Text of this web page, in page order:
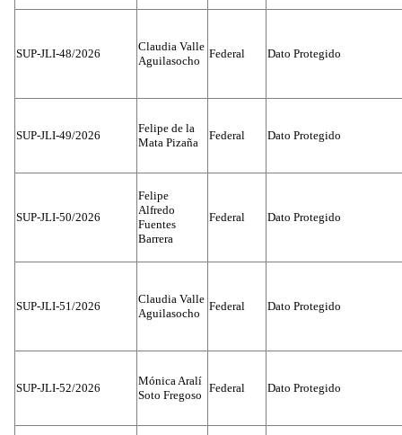
SUP-JLI-48/2026
Claudia Valle
Aguilasocho
Federal Dato Protegido
SUP-JLI-49/2026
Felipe de la
Mata Pizaña
Federal Dato Protegido
SUP-JLI-50/2026
Felipe
Alfredo
Fuentes
Barrera
Federal Dato Protegido
SUP-JLI-51/2026
Claudia Valle
Aguilasocho
Federal Dato Protegido
SUP-JLI-52/2026
Mónica Aralí
Soto Fregoso
Federal Dato Protegido